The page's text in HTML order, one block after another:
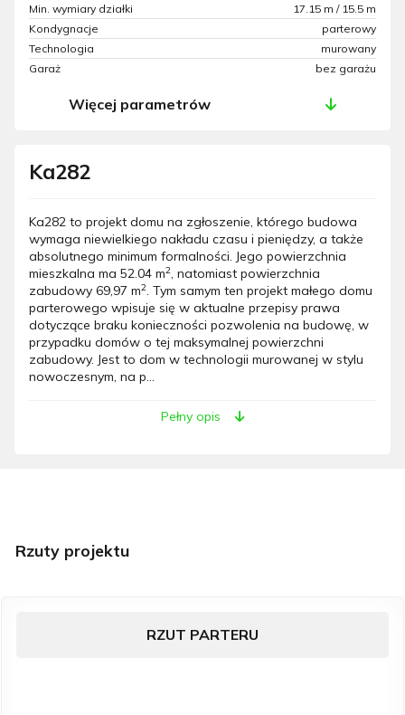
Ka282
Ka282 to projekt domu na zgłoszenie, którego budowa
wymaga niewielkiego nakładu czasu i pieniędzy, a także
absolutnego minimum formalności. Jego powierzchnia
mieszkalna ma 52.04 m2, natomiast powierzchnia
zabudowy 69,97 m2. Tym samym ten projekt małego domu
parterowego wpisuje się w aktualne przepisy prawa
dotyczące braku konieczności pozwolenia na budowę, w
przypadku domów o tej maksymalnej powierzchni
zabudowy. Jest to dom w technologii murowanej w stylu
nowoczesnym, na p...
Pełny opis
Min. wymiary działki
17.15 m / 15.5 m
Kondygnacje
parterowy
Technologia
murowany
Garaż
bez garażu
Więcej parametrów
Rzuty projektu
RZUT PARTERU